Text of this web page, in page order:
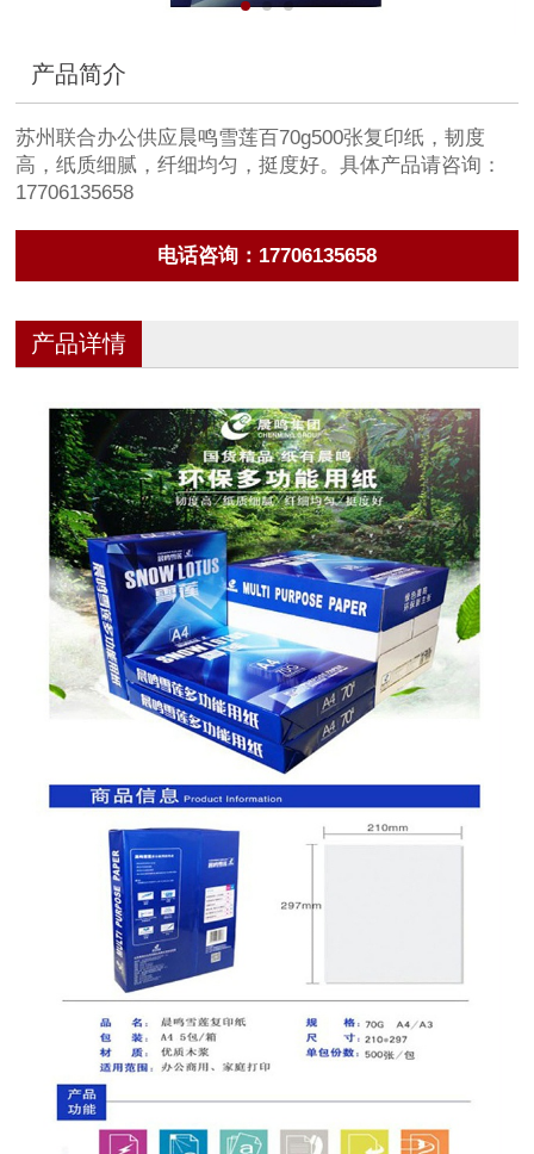
产品简介
苏州联合办公供应晨鸣雪莲百70g500张复印纸，韧度
高，纸质细腻，纤细均匀，挺度好。具体产品请咨询：
17706135658
电话咨询：17706135658
产品详情